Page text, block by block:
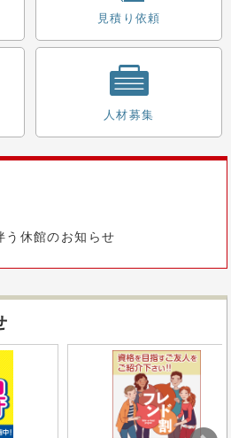
見積り依頼
人材募集
う休館のお知らせ